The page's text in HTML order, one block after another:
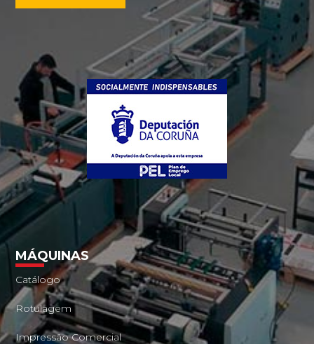
MÁQUINAS
Catálogo
Rotulagem
Impressão Comercial